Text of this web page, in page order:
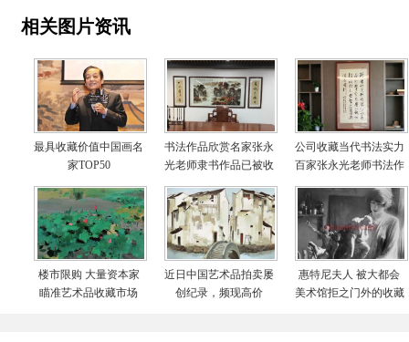
相关图片资讯
最具收藏价值中国画名
家TOP50
书法作品欣赏名家张永
光老师隶书作品已被收
公司收藏当代书法实力
百家张永光老师书法作
楼市限购 大量资本家
瞄准艺术品收藏市场
近日中国艺术品拍卖屡
创纪录，频现高价
惠特尼夫人 被大都会
美术馆拒之门外的收藏